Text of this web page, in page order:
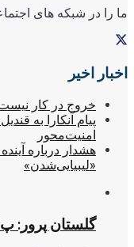
ما را در شبکه های
اخبار اخیر
خروج در کار
پیام آنکارا به
امنیت‌محور
هشدار درباره
«لیبیایی‌شدن»
گلستان پرور: